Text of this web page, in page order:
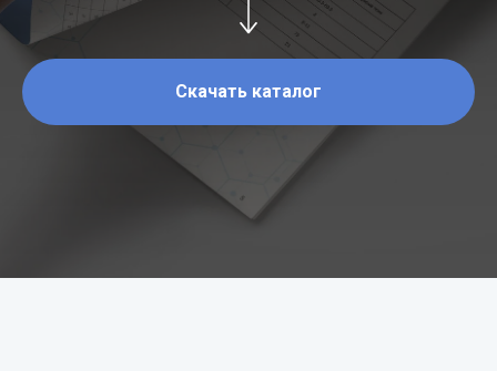
Скачать каталог